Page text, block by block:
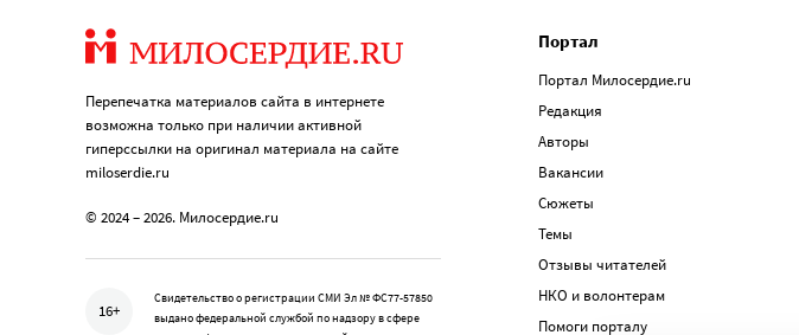
Перепечатка материалов сайта в интернете
возможна только при наличии активной
гиперссылки на оригинал материала на сайте
miloserdie.ru
© 2024 – 2026. Милосердие.ru
16+
Свидетельство о регистрации СМИ Эл № ФС77-57850
выдано федеральной службой по надзору в сфере
Портал
Портал Милосердие.ru
Редакция
Авторы
Вакансии
Сюжеты
Темы
Отзывы читателей
НКО и волонтерам
Помоги порталу